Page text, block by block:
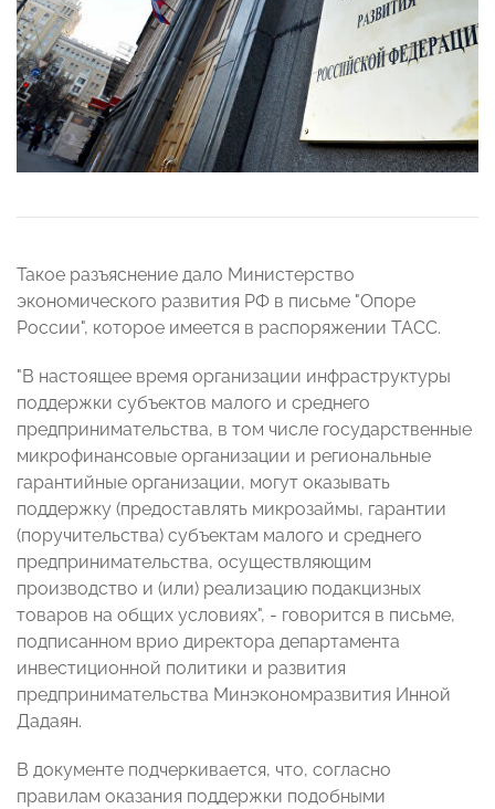
Такое разъяснение дало Министерство
экономического развития РФ в письме "Опоре
России", которое имеется в распоряжении ТАСС.
"В настоящее время организации инфраструктуры
поддержки субъектов малого и среднего
предпринимательства, в том числе государственные
микрофинансовые организации и региональные
гарантийные организации, могут оказывать
поддержку (предоставлять микрозаймы, гарантии
(поручительства) субъектам малого и среднего
предпринимательства, осуществляющим
производство и (или) реализацию подакцизных
товаров на общих условиях", - говорится в письме,
подписанном врио директора департамента
инвестиционной политики и развития
предпринимательства Минэкономразвития Инной
Дадаян.
В документе подчеркивается, что, согласно
правилам оказания поддержки подобными